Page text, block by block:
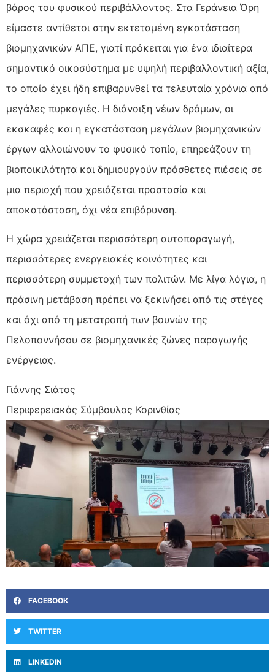
βάρος του φυσικού περιβάλλοντος. Στα Γεράνεια Όρη
είμαστε αντίθετοι στην εκτεταμένη εγκατάσταση
βιομηχανικών ΑΠΕ, γιατί πρόκειται για ένα ιδιαίτερα
σημαντικό οικοσύστημα με υψηλή περιβαλλοντική αξία,
το οποίο έχει ήδη επιβαρυνθεί τα τελευταία χρόνια από
μεγάλες πυρκαγιές. Η διάνοιξη νέων δρόμων, οι
εκσκαφές και η εγκατάσταση μεγάλων βιομηχανικών
έργων αλλοιώνουν το φυσικό τοπίο, επηρεάζουν τη
βιοποικιλότητα και δημιουργούν πρόσθετες πιέσεις σε
μια περιοχή που χρειάζεται προστασία και
αποκατάσταση, όχι νέα επιβάρυνση.
Η χώρα χρειάζεται περισσότερη αυτοπαραγωγή,
περισσότερες ενεργειακές κοινότητες και
περισσότερη συμμετοχή των πολιτών. Με λίγα λόγια, η
πράσινη μετάβαση πρέπει να ξεκινήσει από τις στέγες
και όχι από τη μετατροπή των βουνών της
Πελοποννήσου σε βιομηχανικές ζώνες παραγωγής
ενέργειας.
Γιάννης Σιάτος
Περιφερειακός Σύμβουλος Κορινθίας
FACEBOOK
TWITTER
LINKEDIN